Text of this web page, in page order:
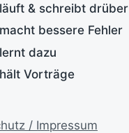
läuft & schreibt drüber
bessere Fehler
dazu
Vorträge
/ Impressum